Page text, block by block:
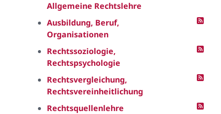
Allgemeine Rechtslehre
Ausbildung, Beruf,
Organisationen
Rechtssoziologie,
Rechtspsychologie
Rechtsvergleichung,
Rechtsvereinheitlichung
Rechtsquellenlehre